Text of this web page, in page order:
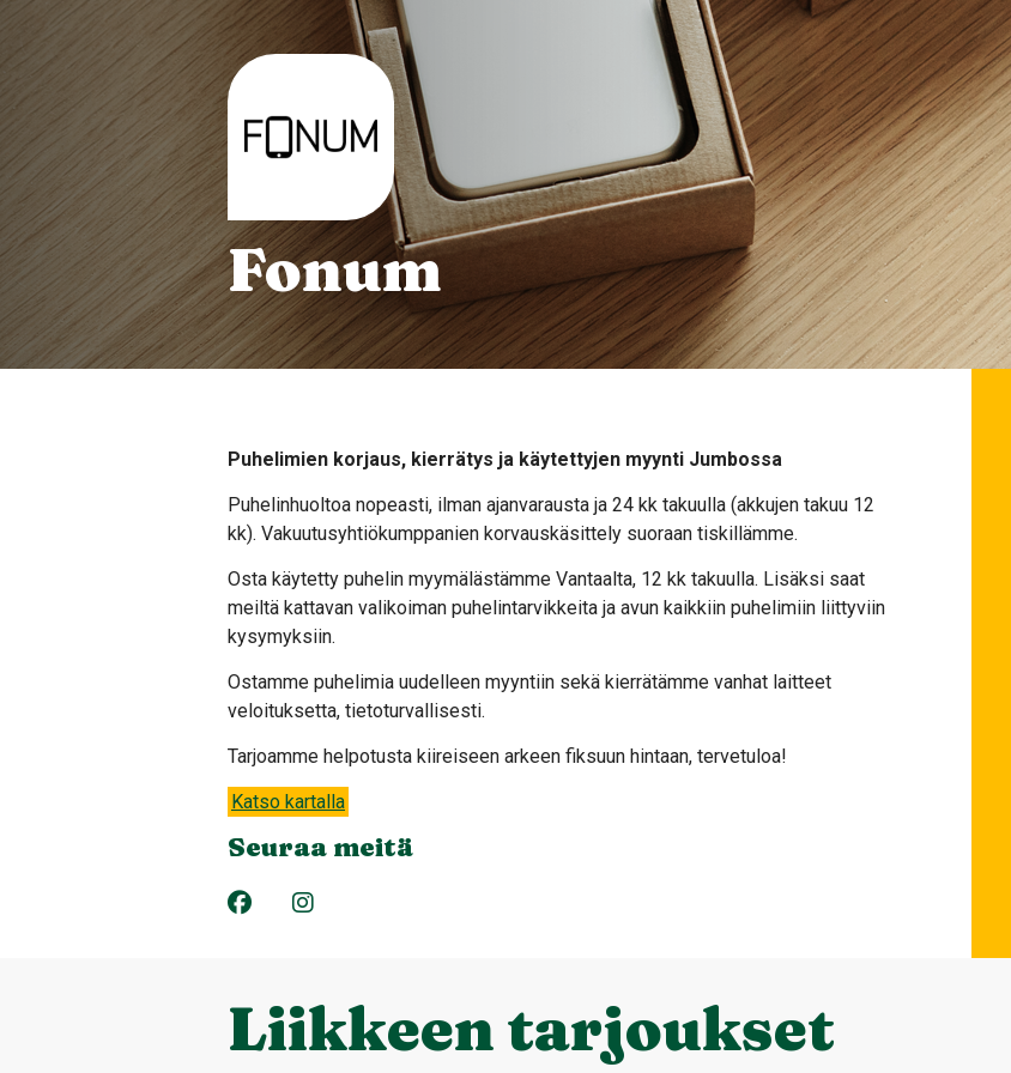
Fonum
Puhelimien korjaus, kierrätys ja käytettyjen myynti Jumbossa
Puhelinhuoltoa nopeasti, ilman ajanvarausta ja 24 kk takuulla (akkujen takuu 12
kk). Vakuutusyhtiökumppanien korvauskäsittely suoraan tiskillämme.
Osta käytetty puhelin myymälästämme Vantaalta, 12 kk takuulla. Lisäksi saat
meiltä kattavan valikoiman puhelintarvikkeita ja avun kaikkiin puhelimiin liittyviin
kysymyksiin.
Ostamme puhelimia uudelleen myyntiin sekä kierrätämme vanhat laitteet
veloituksetta, tietoturvallisesti.
Tarjoamme helpotusta kiireiseen arkeen fiksuun hintaan, tervetuloa!
Katso kartalla
Seuraa meitä
Liikkeen tarjoukset